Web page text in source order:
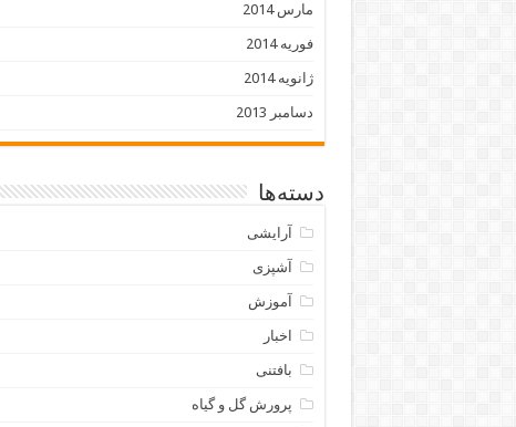
مارس 2014
فوریه 2014
ژانویه 2014
دسامبر 2013
دسته‌ها
آرایشی
آشپزی
آموزش
اخبار
بافتنی
پرورش گل و گیاه